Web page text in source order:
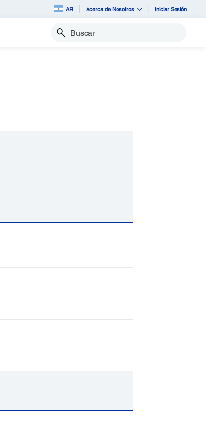
AR Acerca de Nosotros Iniciar Sesión
Buscar